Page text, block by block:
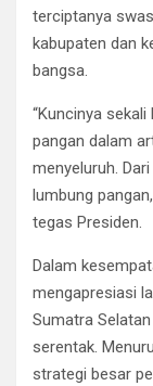
terciptanya
kabupaten dan
bangsa.
“Kuncinya
pangan dalam
menyeluruh.
lumbung
tegas Presiden.
Dalam
mengapresiasi
Sumatra
serentak.
strategi besar